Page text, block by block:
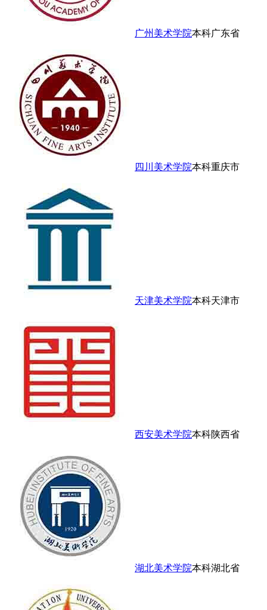
广州美术学院本科广东省
四川美术学院本科重庆市
天津美术学院本科天津市
西安美术学院本科陕西省
湖北美术学院本科湖北省